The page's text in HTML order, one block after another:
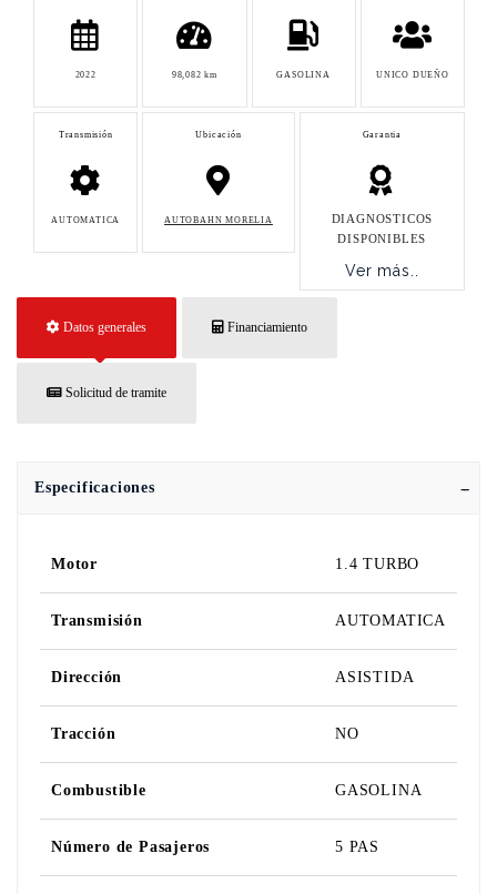
2022 98,082 km GASOLINA UNICO DUEÑO
Transmisión
AUTOMATICA
Ubicación
AUTOBAHN MORELIA
Garantia
DIAGNOSTICOS
DISPONIBLES
Ver más..
Datos generales Financiamiento
Solicitud de tramite
Especificaciones
Motor 1.4 TURBO
Transmisión AUTOMATICA
Dirección ASISTIDA
Tracción NO
Combustible GASOLINA
Número de Pasajeros 5 PAS